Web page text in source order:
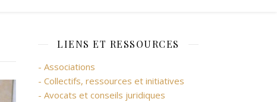
LIENS ET RESSOURCES
- Associations
- Collectifs, ressources et initiatives
- Avocats et conseils juridiques